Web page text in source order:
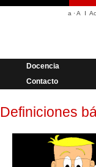
a ·A
Docencia
Contacto
Definiciones